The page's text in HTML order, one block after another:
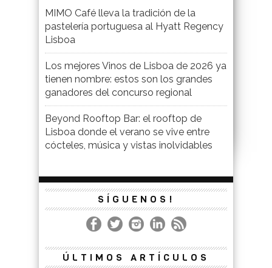
MIMO Café lleva la tradición de la
pastelería portuguesa al Hyatt Regency
Lisboa
Los mejores Vinos de Lisboa de 2026 ya
tienen nombre: estos son los grandes
ganadores del concurso regional
Beyond Rooftop Bar: el rooftop de
Lisboa donde el verano se vive entre
cócteles, música y vistas inolvidables
SÍGUENOS!
ÚLTIMOS ARTÍCULOS